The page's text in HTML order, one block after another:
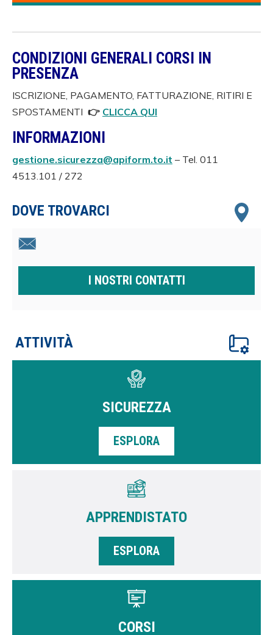
CONDIZIONI GENERALI CORSI IN
PRESENZA
ISCRIZIONE, PAGAMENTO, FATTURAZIONE, RITIRI E
SPOSTAMENTI 👉 CLICCA QUI
INFORMAZIONI
gestione.sicurezza@apiform.to.it – Tel. 011
4513.101 / 272
DOVE TROVARCI
I NOSTRI CONTATTI
ATTIVITÀ
SICUREZZA
ESPLORA
APPRENDISTATO
ESPLORA
CORSI